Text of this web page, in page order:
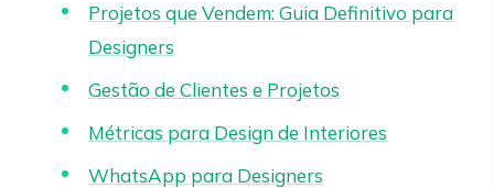
Projetos que Vendem: Guia Definitivo para
Designers
Gestão de Clientes e Projetos
Métricas para Design de Interiores
WhatsApp para Designers